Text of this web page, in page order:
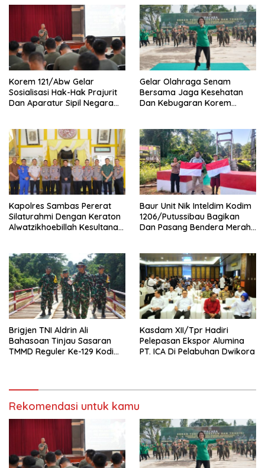
Korem 121/Abw Gelar
Sosialisasi Hak-Hak Prajurit
Dan Aparatur Sipil Negara
Gelar Olahraga Senam
Bersama Jaga Kesehatan
Dan Kebugaran Korem
Kekompakan
‎Kapolres Sambas Pererat
Silaturahmi Dengan Keraton
Alwatzikhoebillah Kesultanan
Baur Unit Nik Inteldim Kodim
1206/Putussibau Bagikan
Dan Pasang Bendera Merah
Brigjen TNI Aldrin Ali
Bahasoan Tinjau Sasaran
TMMD Reguler Ke-129 Kodim
Kasdam XII/Tpr Hadiri
Pelepasan Ekspor Alumina
PT. ICA Di Pelabuhan Dwikora
Rekomendasi untuk kamu